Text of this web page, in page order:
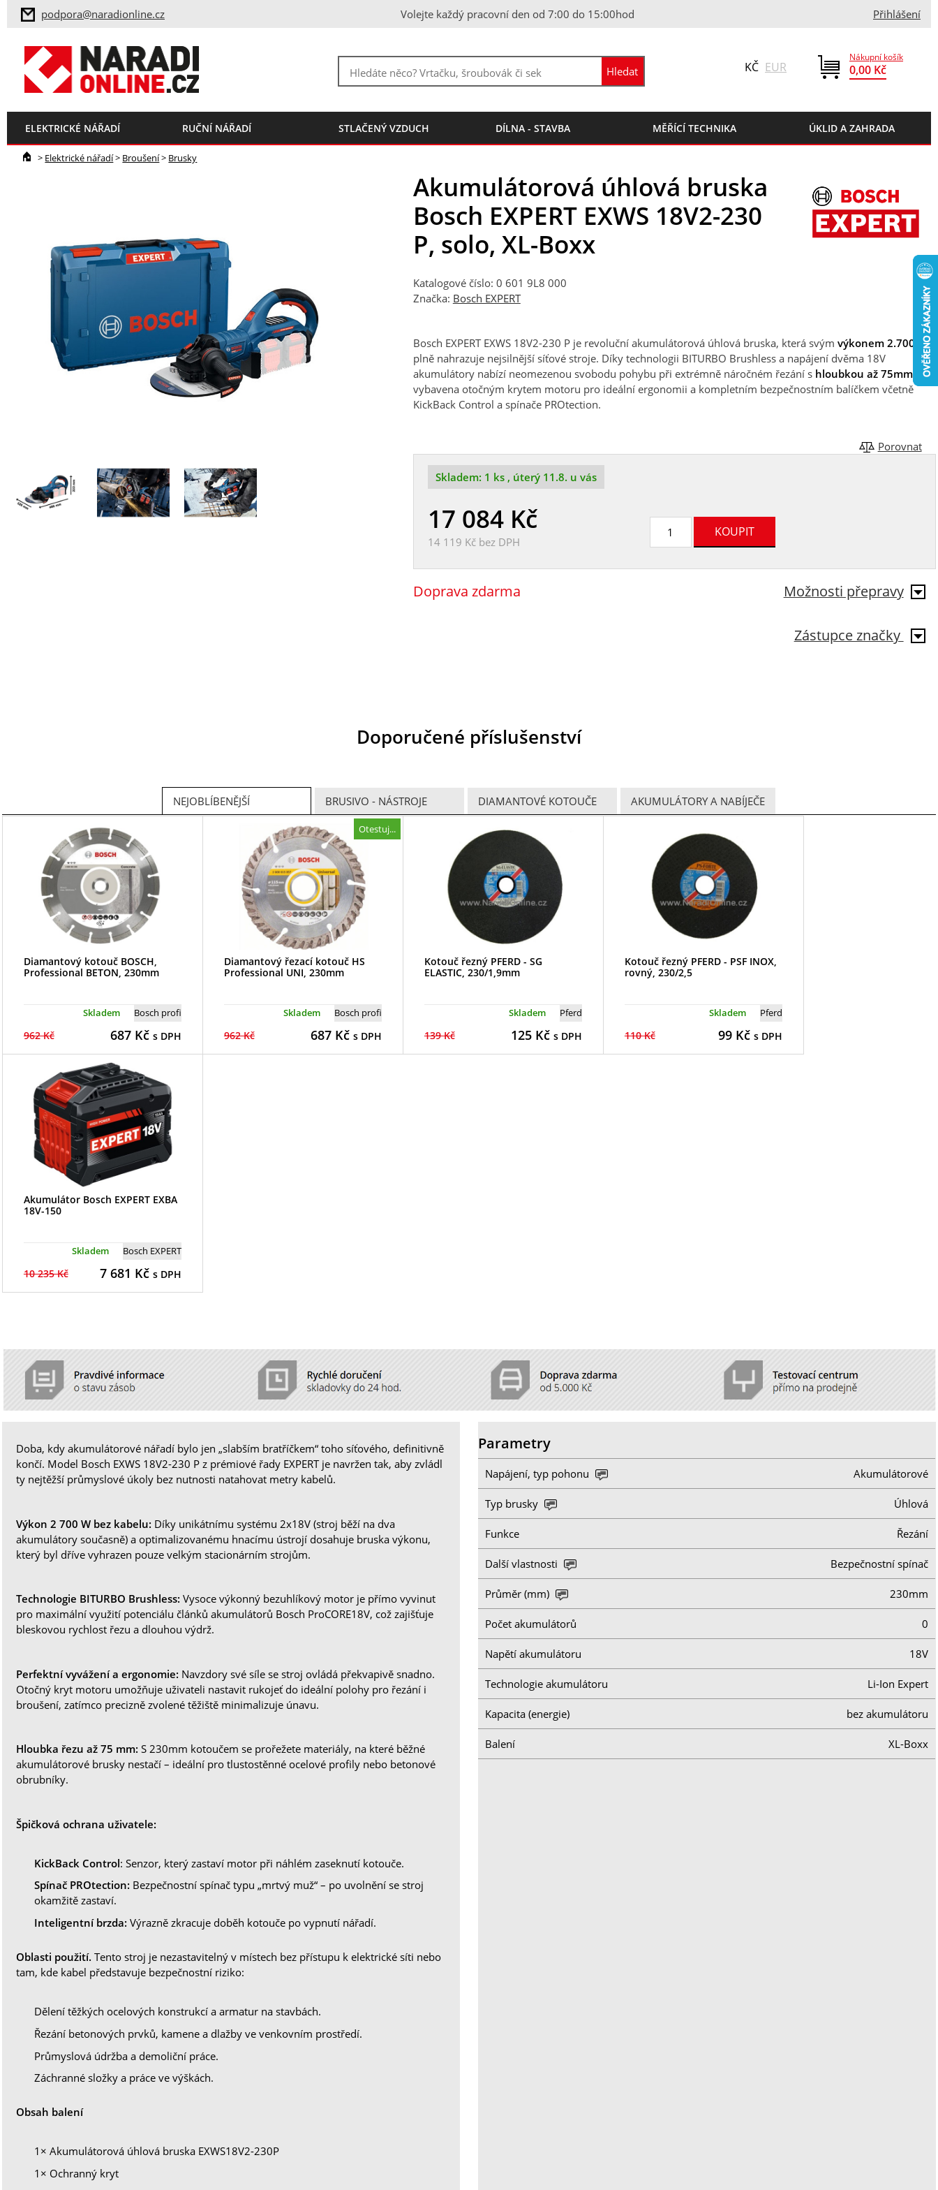
podpora@naradionline.cz Volejte každý pracovní den od 7:00 do 15:00hod Přihlášení
Nákupní košík
0,00 Kč
KČ EUR
ELEKTRICKÉ NÁŘADÍ RUČNÍ NÁŘADÍ STLAČENÝ VZDUCH DÍLNA - STAVBA MĚŘÍCÍ TECHNIKA ÚKLID A ZAHRADA
> Elektrické nářadí> Broušení> Brusky
Akumulátorová úhlová bruska
Bosch EXPERT EXWS 18V2-230
P, solo, XL-Boxx
Katalogové číslo: 0 601 9L8 000
Značka: Bosch EXPERT
Bosch EXPERT EXWS 18V2-230 P je revoluční akumulátorová úhlová bruska, která svým výkonem 2.700 W
plně nahrazuje nejsilnější síťové stroje. Díky technologii BITURBO Brushless a napájení dvěma 18V
akumulátory nabízí neomezenou svobodu pohybu při extrémně náročném řezání s hloubkou až 75mm. Je
vybavena otočným krytem motoru pro ideální ergonomii a kompletním bezpečnostním balíčkem včetně
KickBack Control a spínače PROtection.
Porovnat
Skladem: 1 ks , úterý 11.8. u vás
17 084Kč
14 119 Kčbez DPH
Možnosti přepravy
Doprava zdarma
Zástupce značky
Doporučené příslušenství
NEJOBLÍBENĚJŠÍ BRUSIVO - NÁSTROJE DIAMANTOVÉ KOTOUČE AKUMULÁTORY A NABÍJEČE
Diamantový kotouč BOSCH,
Professional BETON, 230mm
Bosch profi
Skladem
962 Kč 687Kč s DPH
Otestuj...
Diamantový řezací kotouč HS
Professional UNI, 230mm
Bosch profi
Skladem
962 Kč 687Kč s DPH
Kotouč řezný PFERD - SG
ELASTIC, 230/1,9mm
Pferd
Skladem
139 Kč 125Kč s DPH
Kotouč řezný PFERD - PSF INOX,
rovný, 230/2,5
Pferd
Skladem
110 Kč 99Kč s DPH
Akumulátor Bosch EXPERT EXBA
18V-150
Bosch EXPERT
Skladem
10 235 Kč 7 681 Kč s DPH
Doba, kdy akumulátorové nářadí bylo jen „slabším bratříčkem“ toho síťového, definitivně
končí. Model Bosch EXWS 18V2-230 P z prémiové řady EXPERT je navržen tak, aby zvládl
ty nejtěžší průmyslové úkoly bez nutnosti natahovat metry kabelů.
Výkon 2 700 W bez kabelu: Díky unikátnímu systému 2x18V (stroj běží na dva
akumulátory současně) a optimalizovanému hnacímu ústrojí dosahuje bruska výkonu,
který byl dříve vyhrazen pouze velkým stacionárním strojům.
Technologie BITURBO Brushless: Vysoce výkonný bezuhlíkový motor je přímo vyvinut
pro maximální využití potenciálu článků akumulátorů Bosch ProCORE18V, což zajišťuje
bleskovou rychlost řezu a dlouhou výdrž.
Perfektní vyvážení a ergonomie: Navzdory své síle se stroj ovládá překvapivě snadno.
Otočný kryt motoru umožňuje uživateli nastavit rukojeť do ideální polohy pro řezání i
broušení, zatímco precizně zvolené těžiště minimalizuje únavu.
Hloubka řezu až 75 mm: S 230mm kotoučem se prořežete materiály, na které běžné
akumulátorové brusky nestačí – ideální pro tlustostěnné ocelové profily nebo betonové
obrubníky.
Špičková ochrana uživatele:
KickBack Control: Senzor, který zastaví motor při náhlém zaseknutí kotouče.
Spínač PROtection: Bezpečnostní spínač typu „mrtvý muž“ – po uvolnění se stroj
okamžitě zastaví.
Inteligentní brzda: Výrazně zkracuje doběh kotouče po vypnutí nářadí.
Oblasti použití. Tento stroj je nezastavitelný v místech bez přístupu k elektrické síti nebo
tam, kde kabel představuje bezpečnostní riziko:
Dělení těžkých ocelových konstrukcí a armatur na stavbách.
Řezání betonových prvků, kamene a dlažby ve venkovním prostředí.
Průmyslová údržba a demoliční práce.
Záchranné složky a práce ve výškách.
Obsah balení
1× Akumulátorová úhlová bruska EXWS18V2-230P
1× Ochranný kryt
Parametry
Napájení, typ pohonu Akumulátorové
Typ brusky Úhlová
Funkce Řezání
Další vlastnosti Bezpečnostní spínač
Průměr (mm) 230mm
Počet akumulátorů 0
Napětí akumulátoru 18V
Technologie akumulátoru Li-Ion Expert
Kapacita (energie) bez akumulátoru
Balení XL-Boxx